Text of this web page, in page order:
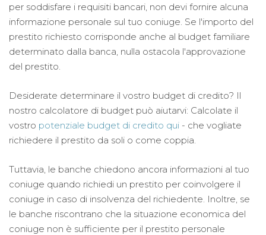
per soddisfare i requisiti bancari, non devi fornire alcuna
informazione personale sul tuo coniuge. Se l'importo del
prestito richiesto corrisponde anche al budget familiare
determinato dalla banca, nulla ostacola l'approvazione
del prestito.
Desiderate determinare il vostro budget di credito? Il
nostro calcolatore di budget può aiutarvi: Calcolate il
vostro potenziale budget di credito qui - che vogliate
richiedere il prestito da soli o come coppia.
Tuttavia, le banche chiedono ancora informazioni al tuo
coniuge quando richiedi un prestito per coinvolgere il
coniuge in caso di insolvenza del richiedente. Inoltre, se
le banche riscontrano che la situazione economica del
coniuge non è sufficiente per il prestito personale